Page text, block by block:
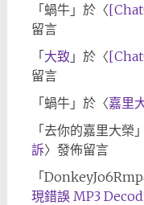
「蝸牛」於〈
留言
「大致 」於〈
留言
「蝸牛」於〈嘉里
「去你的嘉里大榮
訴〉發佈留言
「
現錯誤 MP3